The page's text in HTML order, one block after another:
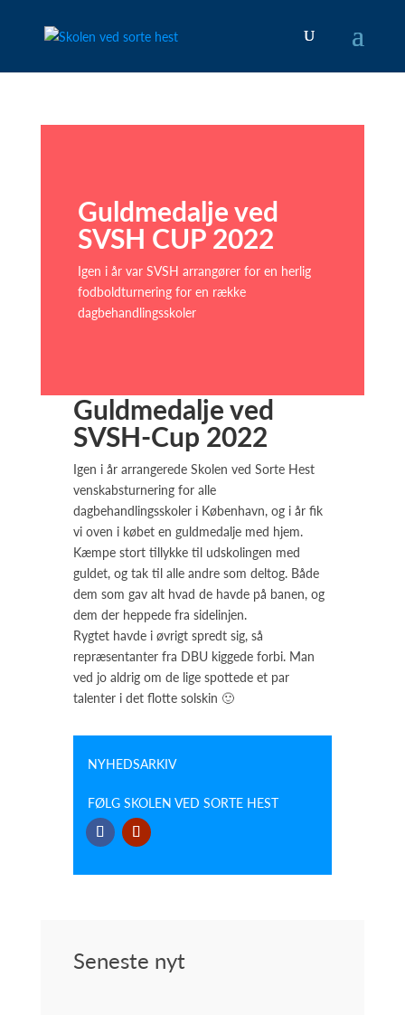
Guldmedalje ved
SVSH CUP 2022
Igen i år var SVSH arrangører for en herlig
fodboldturnering for en række
dagbehandlingsskoler
Guldmedalje ved
SVSH-Cup 2022
Igen i år arrangerede Skolen ved Sorte Hest
venskabsturnering for alle
dagbehandlingsskoler i København, og i år fik
vi oven i købet en guldmedalje med hjem.
Kæmpe stort tillykke til udskolingen med
guldet, og tak til alle andre som deltog. Både
dem som gav alt hvad de havde på banen, og
dem der heppede fra sidelinjen.
Rygtet havde i øvrigt spredt sig, så
repræsentanter fra DBU kiggede forbi. Man
ved jo aldrig om de lige spottede et par
talenter i det flotte solskin 🙂
NYHEDSARKIV
FØLG SKOLEN VED SORTE HEST
Seneste nyt